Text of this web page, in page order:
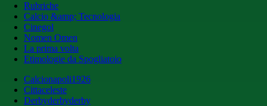
Rubriche
Calcio &amp; Tecnologia
Cinegol
Nomen Omen
La prima volta
Etimologie da Spogliatoio
Calcionapoli1926
Cittaceleste
Derbyderbyderby